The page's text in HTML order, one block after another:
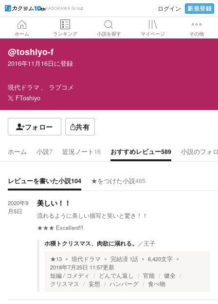
KADOKAWA Group ログイン 新規登録
ホーム ランキング 小説を探す マイページ その他
@toshiyo-f
2016年11月16日に登録
現代ドラマ
ラブコメ
FToshiyo
フォロー 共有
ホーム 小説7 近況ノート 16 おすすめレビュー589 小説のフォ
レビューを書いた小説104 ★をつけた小説485
2020年9
月5日
美しい！！
流れるように美しい描写と笑いと驚き！！
★★★ Excellent!!!
ホ猥トクリスマス、肉欲に溺れる。 ／王子
★13 現代ドラマ 完結済 1話 6,420文字
2018年7月25日 11:57更新
短編 / コメディ
どんでん返し 官能
健全
クリスマス
妄想 ハンバーグ 食べ物